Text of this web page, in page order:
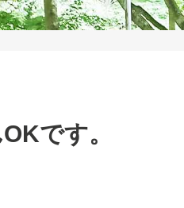
です。